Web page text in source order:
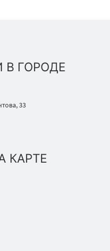
ГОРОДЕ
33
КАРТЕ